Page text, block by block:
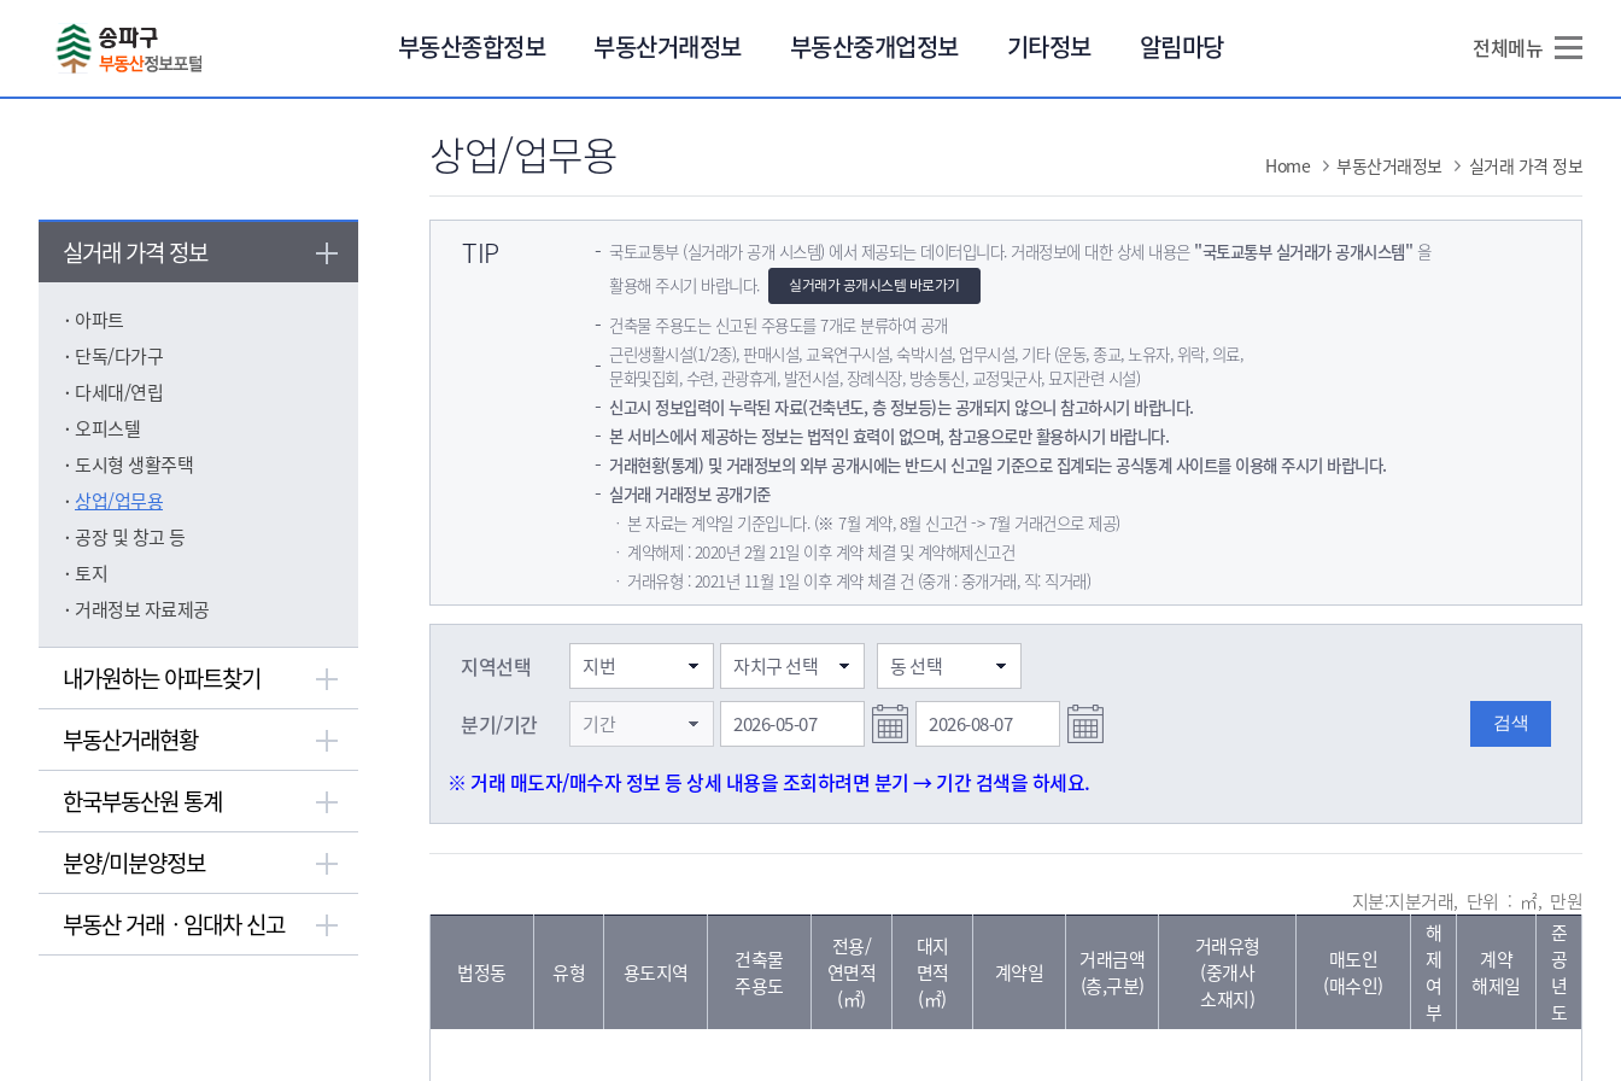
부동산종합정보 부동산거래정보 부동산중개업정보 기타정보 알림마당 전체메뉴
실거래 가격 정보
아파트
단독/다가구
다세대/연립
오피스텔
도시형 생활주택
상업/업무용
공장 및 창고 등
토지
거래정보 자료제공
내가원하는 아파트찾기
부동산거래현황
한국부동산원 통계
분양/미분양정보
부동산 거래ㆍ임대차 신고
상업/업무용 Home 부동산거래정보 실거래 가격 정보
TIP 국토교통부 (실거래가 공개 시스템) 에서 제공되는 데이터입니다. 거래정보에 대한 상세 내용은 "국토교통부 실거래가 공개시스템" 을
활용해 주시기 바랍니다.
실거래가 공개시스템 바로가기
건축물 주용도는 신고된 주용도를 7개로 분류하여 공개
근린생활시설(1/2종), 판매시설, 교육연구시설, 숙박시설, 업무시설, 기타 (운동, 종교, 노유자, 위락, 의료,
문화및집회, 수련, 관광휴게, 발전시설, 장례식장, 방송통신, 교정및군사, 묘지관련 시설)
신고시 정보입력이 누락된 자료(건축년도, 층 정보등)는 공개되지 않으니 참고하시기 바랍니다.
본 서비스에서 제공하는 정보는 법적인 효력이 없으며, 참고용으로만 활용하시기 바랍니다.
거래현황(통계) 및 거래정보의 외부 공개시에는 반드시 신고일 기준으로 집계되는 공식통계 사이트를 이용해 주시기 바랍니다.
실거래 거래정보 공개기준
ㆍ 본 자료는 계약일 기준입니다. (※ 7월 계약, 8월 신고건 -> 7월 거래건으로 제공)
ㆍ 계약해제 : 2020년 2월 21일 이후 계약 체결 및 계약해제신고건
ㆍ 거래유형 : 2021년 11월 1일 이후 계약 체결 건 (중개 : 중개거래, 직: 직거래)
지역선택
분기/기간
※ 거래 매도자/매수자 정보 등 상세 내용을 조회하려면 분기 → 기간 검색을 하세요.
지분:지분거래, 단위 : ㎡, 만원
법정동 유형 용도지역
건축물
주용도
전용/
연면적
(㎡)
대지
면적
(㎡)
계약일
거래금액
(층,구분)
거래유형
(중개사
소재지)
매도인
(매수인)
해
제
여
부
계약
해제일
준
공
년
도